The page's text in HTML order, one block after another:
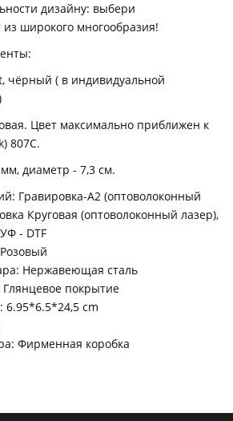
дизайну: выбери
широкого многообразия!
чёрный ( в индивидуальной
Цвет максимально приближен к
807C.
диаметр - 7,3 см.
Гравировка-А2 (оптоволоконный
Круговая (оптоволоконный лазер),
- DTF
Нержавеющая сталь
покрытие
6.95*6.5*24,5 cm
Фирменная коробка